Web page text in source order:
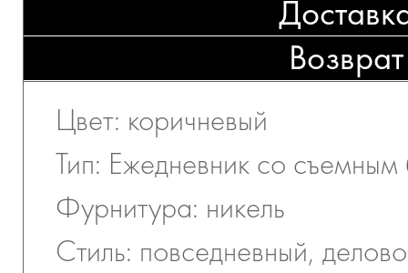
Возврат
Цвет: коричневый
Тип: Ежедневник со
Фурнитура: никель
Стиль: повседневный,